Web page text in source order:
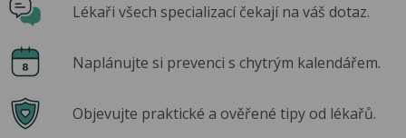
Lékaři všech specializací čekají na váš dotaz.
Naplánujte si prevenci s chytrým kalendářem.
Objevujte praktické a ověřené tipy od lékařů.